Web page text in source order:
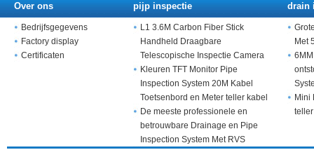
Over ons
Bedrijfsgegevens
Factory display
Certificaten
pijp inspectie
L1 3.6M Carbon Fiber Stick
Handheld Draagbare
Telescopische Inspectie Camera
Kleuren TFT Monitor Pipe
Inspection System 20M Kabel
Toetsenbord en Meter teller kabel
De meeste professionele en
betrouwbare Drainage en Pipe
Inspection System Met RVS
drain
Met
Mini